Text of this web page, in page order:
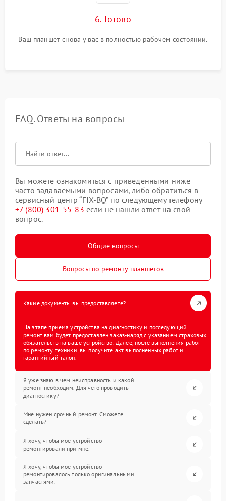
6. Готово
Ваш планшет снова у вас в полностью рабочем состоянии.
FAQ. Ответы на вопросы
Вы можете ознакомиться с приведенными ниже
часто задаваемыми вопросами, либо обратиться в
сервисный центр “FIX-BQ” по следующему телефону
+7 (800) 301-55-83 если не нашли ответ на свой
вопрос.
Общие вопросы
Вопросы по ремонту планшетов
Какие документы вы предоставляете?
На этапе приема устройства на диагностику и последующий
ремонт вам будет предоставлен заказ-наряд с указанием страховых
обязательств на ваше устройство. Далее, после выполнения работ
по ремонту техники, вы получите акт выполненных работ и
гарантийный талон.
Я уже знаю в чем неисправность и какой
ремонт необходим. Для чего проводить
диагностику?
Мне нужен срочный ремонт. Сможете
сделать?
Я хочу, чтобы мое устройство
ремонтировали при мне.
Я хочу, чтобы мое устройство
ремонтировалось только оригинальными
запчастями.